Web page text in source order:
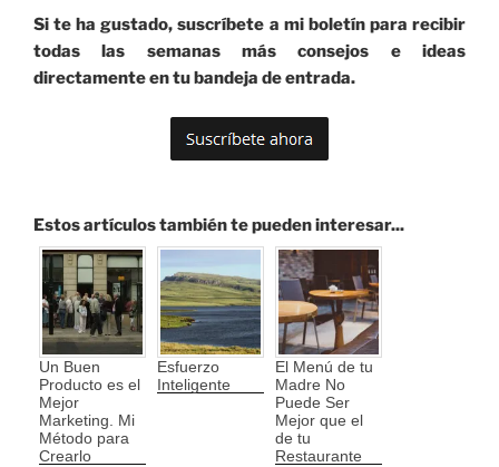
Si te ha gustado, suscríbete a mi boletín para recibir
todas las semanas más consejos e ideas
directamente en tu bandeja de entrada.
Estos artículos también te pueden interesar...
Un Buen
Producto es el
Mejor
Marketing. Mi
Método para
Crearlo
Esfuerzo
Inteligente
El Menú de tu
Madre No
Puede Ser
Mejor que el
de tu
Restaurante